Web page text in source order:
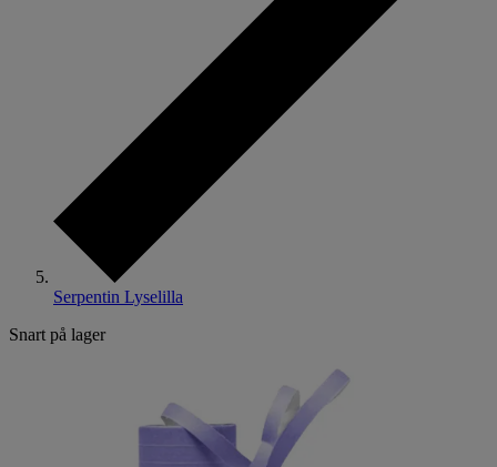
Serpentin Lyselilla
Snart på lager